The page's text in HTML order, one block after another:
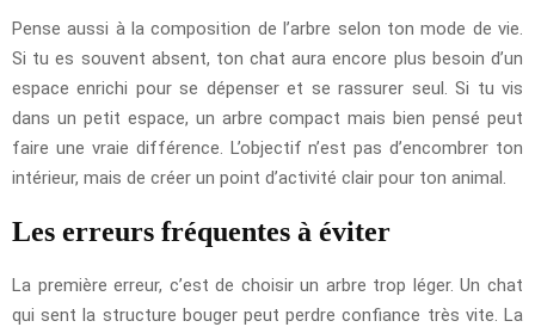
Pense aussi à la composition de l’arbre selon ton mode de vie.
Si tu es souvent absent, ton chat aura encore plus besoin d’un
espace enrichi pour se dépenser et se rassurer seul. Si tu vis
dans un petit espace, un arbre compact mais bien pensé peut
faire une vraie différence. L’objectif n’est pas d’encombrer ton
intérieur, mais de créer un point d’activité clair pour ton animal.
Les erreurs fréquentes à éviter
La première erreur, c’est de choisir un arbre trop léger. Un chat
qui sent la structure bouger peut perdre confiance très vite. La